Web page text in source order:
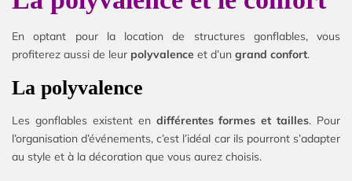
En optant pour la location de structures gonflables, vous
profiterez aussi de leur polyvalence et d’un grand confort.
La polyvalence
Les gonflables existent en différentes formes et tailles. Pour
l’organisation d’événements, c’est l’idéal car ils pourront s’adapter
au style et à la décoration que vous aurez choisis.